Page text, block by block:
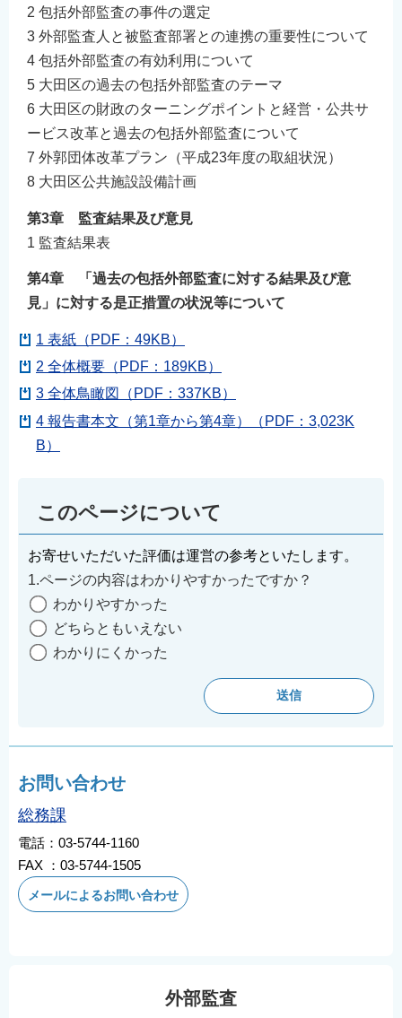
2 包括外部監査の事件の選定
3 外部監査人と被監査部署との連携の重要性について
4 包括外部監査の有効利用について
5 大田区の過去の包括外部監査のテーマ
6 大田区の財政のターニングポイントと経営・公共サ
ービス改革と過去の包括外部監査について
7 外郭団体改革プラン（平成23年度の取組状況）
8 大田区公共施設設備計画
第3章 監査結果及び意見
1 監査結果表
第4章 「過去の包括外部監査に対する結果及び意
見」に対する是正措置の状況等について
1 表紙（PDF：49KB）
2 全体概要（PDF：189KB）
3 全体鳥瞰図（PDF：337KB）
4 報告書本文（第1章から第4章）（PDF：3,023K
B）
このページについて
お寄せいただいた評価は運営の参考といたします。
1.ページの内容はわかりやすかったですか？
わかりやすかった
どちらともいえない
わかりにくかった
お問い合わせ
総務課
電話：03-5744-1160
FAX ：03-5744-1505
メールによるお問い合わせ
外部監査